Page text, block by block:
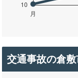
交通事故の倉